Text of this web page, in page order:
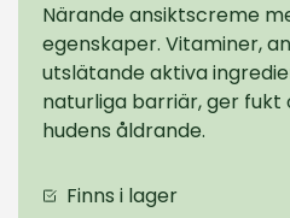
Närande ansiktscreme
egenskaper. Vitaminer,
utslätande aktiva
naturliga barriär, ger
hudens åldrande.
Finns i lager